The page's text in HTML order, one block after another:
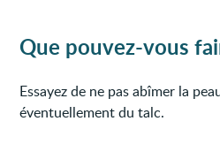
Que pouvez-vous
Essayez de ne pas abîmer la
éventuellement du talc.